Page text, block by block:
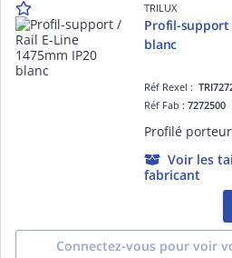
TRILUX
Profil-support
blanc
Réf Rexel :
Réf Fab :7272500
Voir les
fabricant
Connectez-vous pour voir